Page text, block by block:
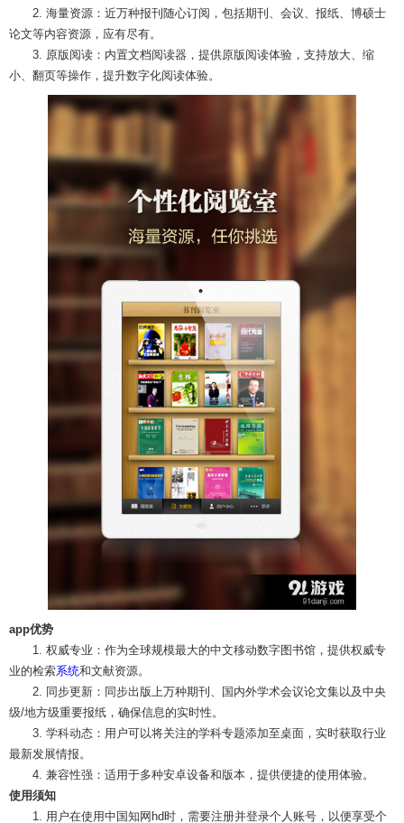
2. 海量资源：近万种报刊随心订阅，包括期刊、会议、报纸、博硕士
论文等内容资源，应有尽有。
3. 原版阅读：内置文档阅读器，提供原版阅读体验，支持放大、缩
小、翻页等操作，提升数字化阅读体验。
app优势
1. 权威专业：作为全球规模最大的中文移动数字图书馆，提供权威专
业的检索系统和文献资源。
2. 同步更新：同步出版上万种期刊、国内外学术会议论文集以及中央
级/地方级重要报纸，确保信息的实时性。
3. 学科动态：用户可以将关注的学科专题添加至桌面，实时获取行业
最新发展情报。
4. 兼容性强：适用于多种安卓设备和版本，提供便捷的使用体验。
使用须知
1. 用户在使用中国知网hd时，需要注册并登录个人账号，以便享受个